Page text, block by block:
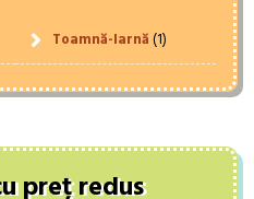
Toamnă-Iarnă(1)
preț redus